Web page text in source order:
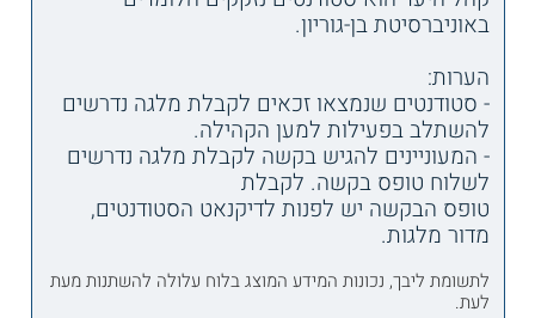
באוניברסיטת בן-גוריון.
הערות:
- סטודנטים שנמצאו זכאים לקבלת מלגה נדרשים
להשתלב בפעילות למען הקהילה.
- המעוניינים להגיש בקשה לקבלת מלגה נדרשים
לשלוח טופס בקשה. לקבלת
טופס הבקשה יש לפנות לדיקנאט הסטודנטים,
מדור מלגות.
לתשומת ליבך, נכונות המידע המוצג בלוח עלולה להשתנות מעת
לעת.